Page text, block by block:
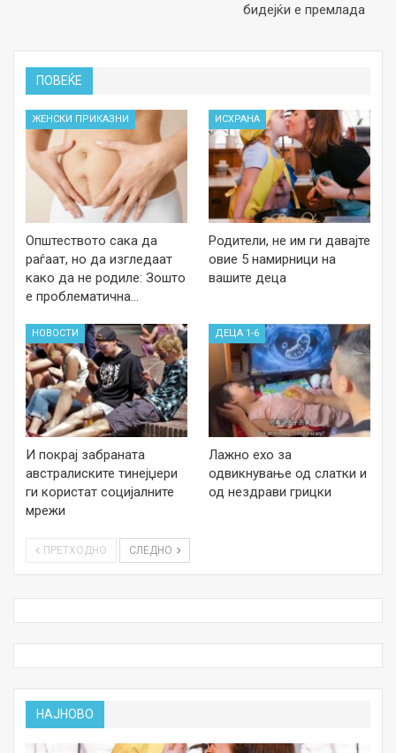
бидејќи е премлада
ПОВЕЌЕ
ЖЕНСКИ ПРИКАЗНИ
Општеството сака да
раѓаат, но да изгледаат
како да не родиле: Зошто
е проблематична…
ИСХРАНА
Родители, не им ги давајте
овие 5 намирници на
вашите деца
НОВОСТИ
И покрај забраната
австралиските тинејџери
ги користат социјалните
мрежи
ДЕЦА 1-6
Лажно ехо за
одвикнување од слатки и
од нездрави грицки
ПРЕТХОДНО СЛЕДНО
НАЈНОВО